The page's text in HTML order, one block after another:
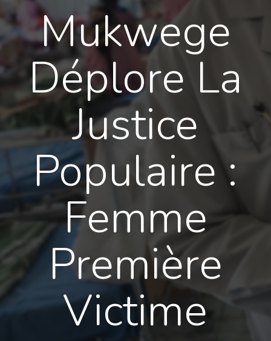
Mukwege
Déplore La
Justice
Populaire :
Femme
Première
Victime